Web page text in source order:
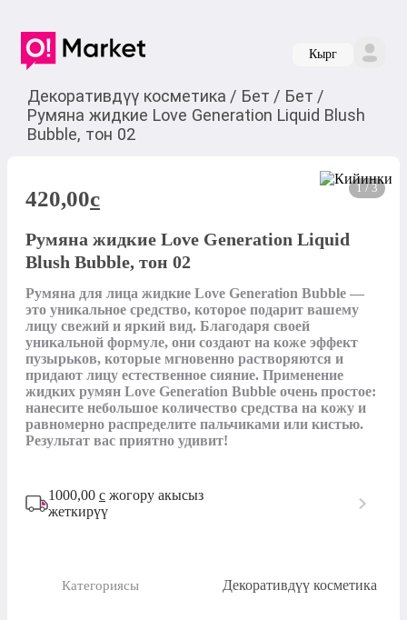
Кырг
Декоративдүү косметика / Бет / Бет /
Румяна жидкие Love Generation Liquid Blush
Bubble, тон 02
1 / 3
420,00c
Румяна жидкие Love Generation Liquid
Blush Bubble, тон 02
Румяна для лица жидкие Love Generation Bubble —
это уникальное средство, которое подарит вашему
лицу свежий и яркий вид. Благодаря своей
уникальной формуле, они создают на коже эффект
пузырьков, которые мгновенно растворяются и
придают лицу естественное сияние. Применение
жидких румян Love Generation Bubble очень простое:
нанесите небольшое количество средства на кожу и
равномерно распределите пальчиками или кистью.
Результат вас приятно удивит!
1000,00 с жогору акысыз
жеткирүү
Категориясы Декоративдүү косметика